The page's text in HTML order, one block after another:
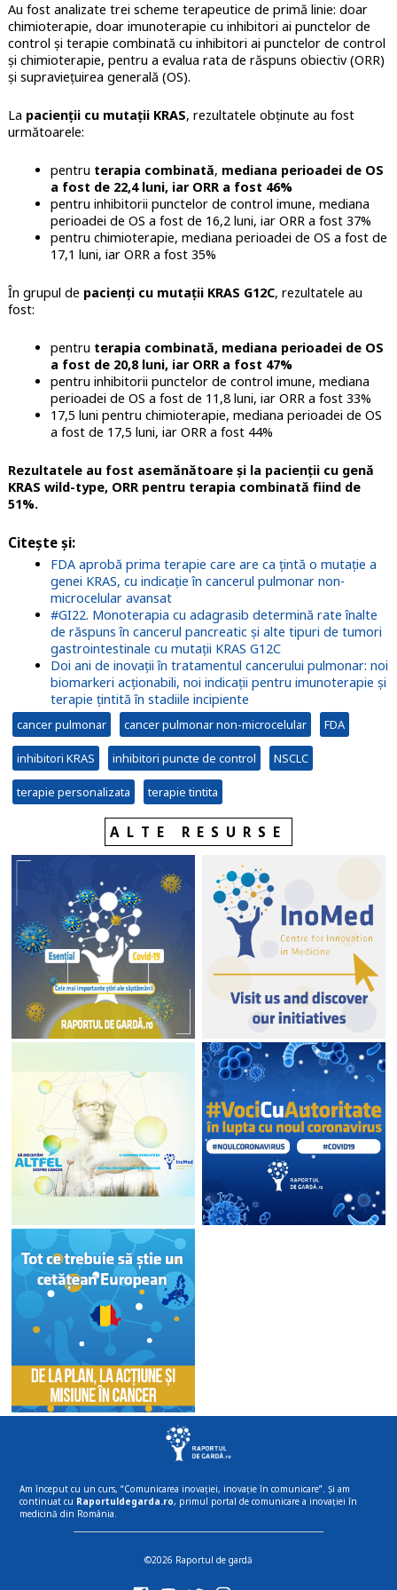
Au fost analizate trei scheme terapeutice de primă linie: doar
chimioterapie, doar imunoterapie cu inhibitori ai punctelor de
control şi terapie combinată cu inhibitori ai punctelor de control
şi chimioterapie, pentru a evalua rata de răspuns obiectiv (ORR)
şi supravieţuirea generală (OS).
La pacienţii cu mutaţii KRAS, rezultatele obţinute au fost
următoarele:
pentru terapia combinată, mediana perioadei de OS
a fost de 22,4 luni, iar ORR a fost 46%
pentru inhibitorii punctelor de control imune, mediana
perioadei de OS a fost de 16,2 luni, iar ORR a fost 37%
pentru chimioterapie, mediana perioadei de OS a fost de
17,1 luni, iar ORR a fost 35%
În grupul de pacienţi cu mutaţii KRAS G12C, rezultatele au
fost:
pentru terapia combinată, mediana perioadei de OS
a fost de 20,8 luni, iar ORR a fost 47%
pentru inhibitorii punctelor de control imune, mediana
perioadei de OS a fost de 11,8 luni, iar ORR a fost 33%
17,5 luni pentru chimioterapie, mediana perioadei de OS
a fost de 17,5 luni, iar ORR a fost 44%
Rezultatele au fost asemănătoare şi la pacienţii cu genă
KRAS wild-type, ORR pentru terapia combinată fiind de
51%.
Citeşte şi:
FDA aprobă prima terapie care are ca țintă o mutație a
genei KRAS, cu indicație în cancerul pulmonar non-
microcelular avansat
#GI22. Monoterapia cu adagrasib determină rate înalte
de răspuns în cancerul pancreatic și alte tipuri de tumori
gastrointestinale cu mutații KRAS G12C
Doi ani de inovații în tratamentul cancerului pulmonar: noi
biomarkeri acționabili, noi indicații pentru imunoterapie și
terapie țintită în stadiile incipiente
cancer pulmonar cancer pulmonar non-microcelular FDA
inhibitori KRAS inhibitori puncte de control NSCLC
terapie personalizata terapie tintita
ALTE RESURSE
Am început cu un curs, “Comunicarea inovației, inovație în comunicare”. Și am
continuat cu Raportuldegarda.ro, primul portal de comunicare a inovației în
medicină din România.
©2026 Raportul de gardă